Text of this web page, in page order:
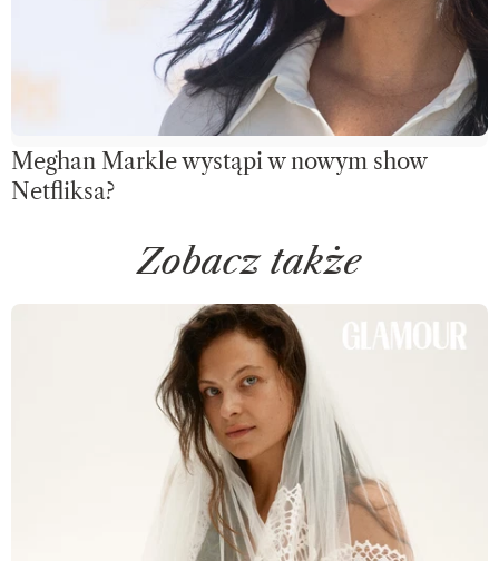
Meghan Markle wystąpi w nowym show
Netfliksa?
Zobacz także